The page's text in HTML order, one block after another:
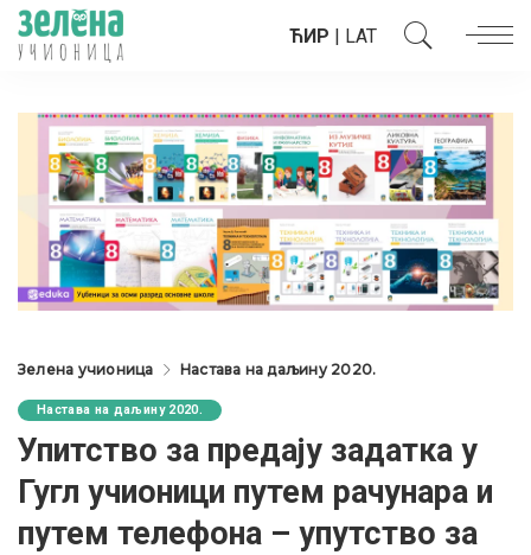
ЋИР | LAT
Зелена учионица Настава на даљину 2020.
Настава на даљину 2020.
Упитство за предају задатка у
Гугл учионици путем рачунара и
путем телефона – упутство за